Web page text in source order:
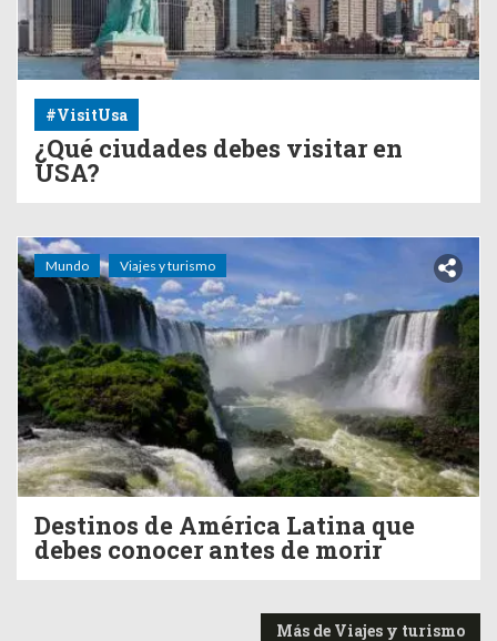
#VisitUsa
¿Qué ciudades debes visitar en
USA?
Mundo Viajes y turismo
Destinos de América Latina que
debes conocer antes de morir
Más de Viajes y turismo